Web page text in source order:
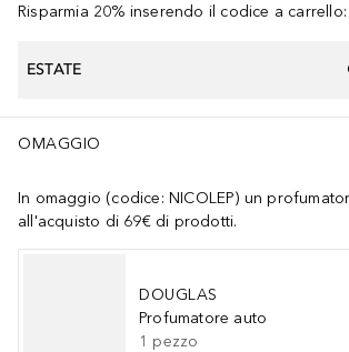
Risparmia 20% inserendo il codice a carrello:
ESTATE
OMAGGIO
In omaggio (codice: NICOLEP) un
all'acquisto di 69€ di prodotti.
DOUGLAS
Profumatore auto
1 pezzo